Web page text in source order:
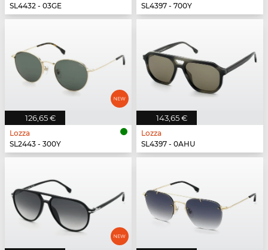
SL4432 - 03GE
SL4397 - 700Y
126,65 €
Lozza
SL2443 - 300Y
143,65 €
Lozza
SL4397 - 0AHU